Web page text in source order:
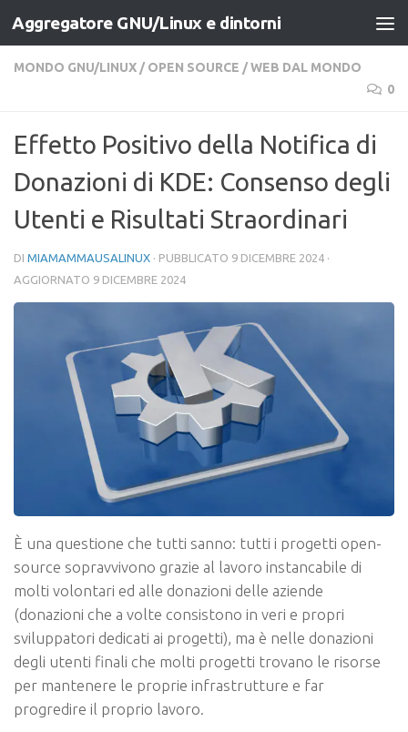
Salta al contenuto
Aggregatore GNU/Linux e dintorni
MONDO GNU/LINUX / OPEN SOURCE /WEB DAL MONDO
0
Effetto Positivo della Notifica di
Donazioni di KDE: Consenso degli
Utenti e Risultati Straordinari
DI MIAMAMMAUSALINUX · PUBBLICATO 9 DICEMBRE 2024 ·
AGGIORNATO 9 DICEMBRE 2024
È una questione che tutti sanno: tutti i progetti open-
source sopravvivono grazie al lavoro instancabile di
molti volontari ed alle donazioni delle aziende
(donazioni che a volte consistono in veri e propri
sviluppatori dedicati ai progetti), ma è nelle donazioni
degli utenti finali che molti progetti trovano le risorse
per mantenere le proprie infrastrutture e far
progredire il proprio lavoro.